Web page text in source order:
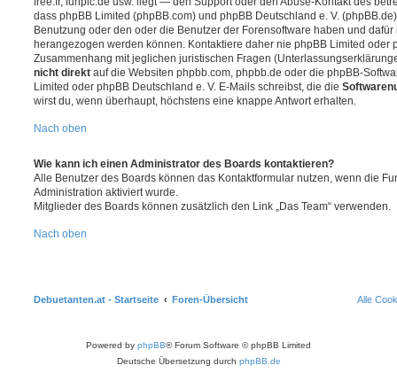
dass phpBB Limited (phpBB.com) und phpBB Deutschland e. V.
Benutzung oder den oder die Benutzer der Forensoftware haben und
herangezogen werden können. Kontaktiere daher nie phpBB Limited oder
Zusammenhang mit jeglichen juristischen Fragen
nicht direkt auf die Websiten phpbb.com, phpbb.de oder die phpBB-
Limited oder phpBB Deutschland e. V. E-Mails schreibst, die die
wirst du, wenn überhaupt, höchstens eine knappe Antwort erhalten.
Nach oben
Wie kann ich einen Administrator des Boards kontaktieren?
Alle Benutzer des Boards können das Kontaktformular nutzen, wenn die
Administration aktiviert wurde.
Mitglieder des Boards können zusätzlich den Link „Das Team“ verwenden.
Nach oben
Debuetanten.at - Startseite Foren-Übersicht Alle
Powered by phpBB® Forum Software © phpBB Limited
Deutsche Übersetzung durch phpBB.de